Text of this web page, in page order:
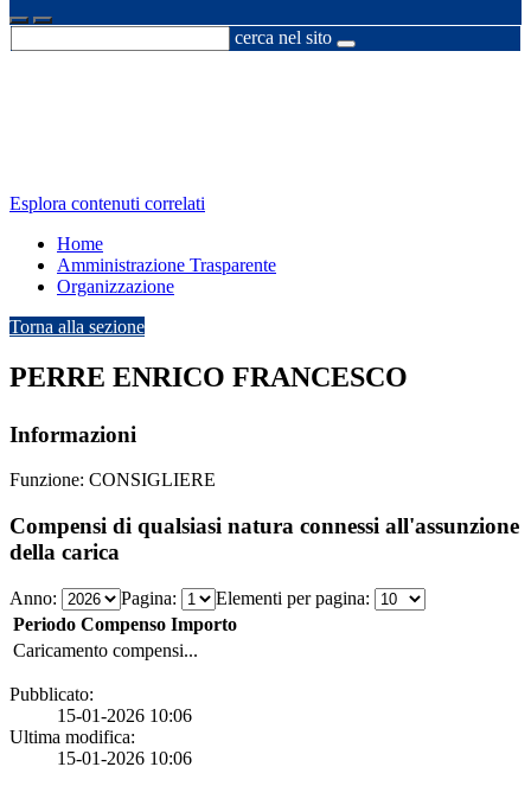
cerca nel sito
Esplora contenuti correlati
Home
Amministrazione Trasparente
Organizzazione
Torna alla sezione
PERRE ENRICO FRANCESCO
Informazioni
Funzione: CONSIGLIERE
Compensi di qualsiasi natura connessi all'assunzione
della carica
Anno: Pagina:
Elementi per pagina:
Periodo Compenso Importo
Caricamento compensi...
Pubblicato:
15-01-2026 10:06
Ultima modifica:
15-01-2026 10:06